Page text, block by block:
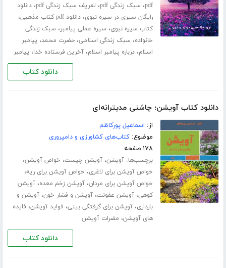
pdf، سبک زندگی pdf ، تعریف سبک زندگی pdf ،دانلود
رایگان سیری در سیره نبوی،دانلود pdf کتاب مذهبی ،
کتاب سیره نبوی، سیره عملی پیامبر، سبک زندگی
خانواده، سبک زندگی اسلامی،حضرت محمد، پیامبر
اسلام،درباره پیامبر اسلام،آخرین فرستاده خدا، پیامبر
دانلود کتاب
دانلود کتاب آویشن؛ چاشنی مدیترانه‌ای
از: اسماعیل پورکاظم
موضوع:کتاب‌های کشاورزی و دامپروری
۱۷۸ صفحه
برچسب‌ها:آویشن،آویشن چیست، خواص آویشن،
خواص آویشن برای لاغری، خواص آویشن برای ریه،
خواص آویشن برای مردان،آویشن زخم معده،آویشن
کوهی،آویشن عفونت،آویشن و فشار خون،آویشن و
بارداری،آویشن برای گرفتگی بینی، فواید آویشن، فایده
های آویشن، مضرات آویشن
دانلود کتاب